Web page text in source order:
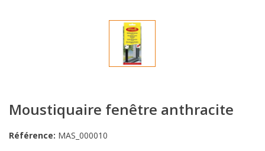
Moustiquaire fenêtre anthracite
Référence: MAS_000010